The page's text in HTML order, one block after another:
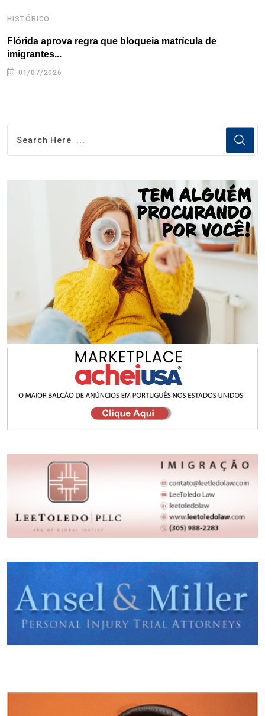
HISTÓRICO
Flórida aprova regra que bloqueia matrícula de
imigrantes...
01/07/2026